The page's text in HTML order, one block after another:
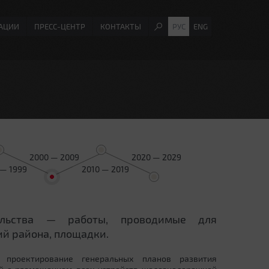
ПРЕСС-ЦЕНТР КОНТАКТЫ РУС ENG
1999
2000 — 2009
2010 — 2019
2020 — 2029
— работы, проводимые для
района, площадки.
генеральных планов развития